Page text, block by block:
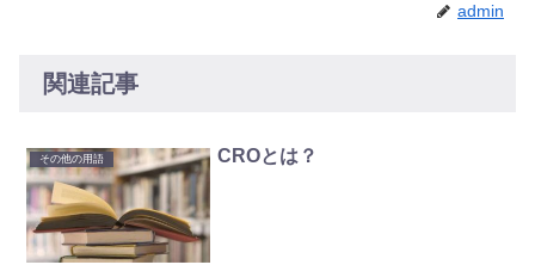
admin
関連記事
その他の用語 CROとは？